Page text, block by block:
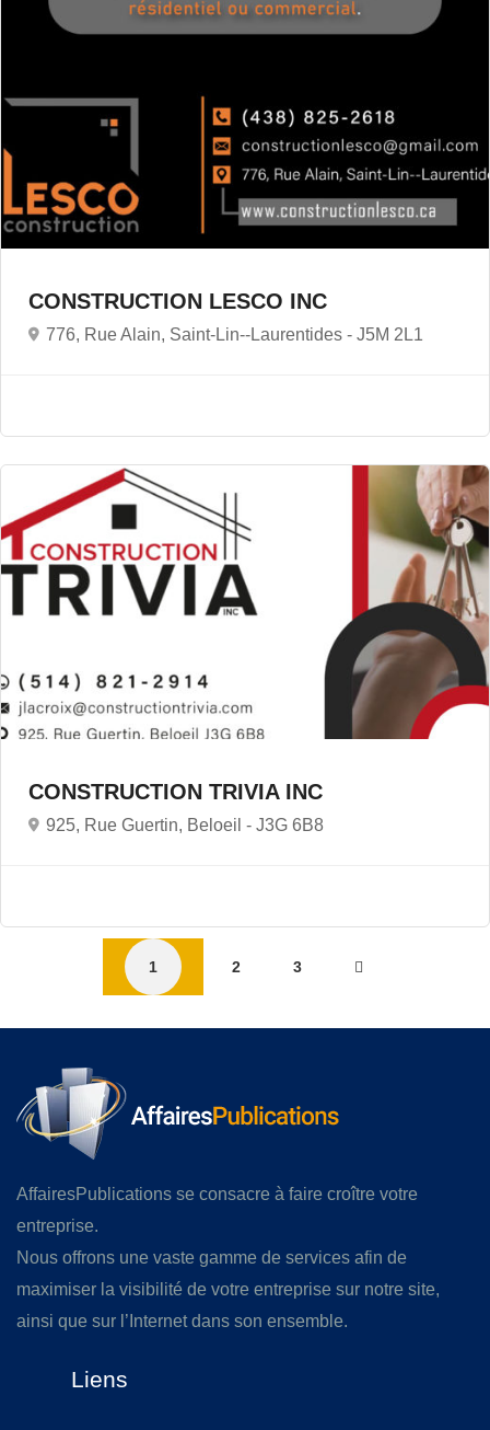
CONSTRUCTION LESCO INC
776, Rue Alain, Saint-Lin--Laurentides - J5M 2L1
CONSTRUCTION TRIVIA INC
925, Rue Guertin, Beloeil - J3G 6B8
1 2 3
AffairesPublications se consacre à faire croître votre
entreprise.
Nous offrons une vaste gamme de services afin de
maximiser la visibilité de votre entreprise sur notre site,
ainsi que sur l’Internet dans son ensemble.
Liens